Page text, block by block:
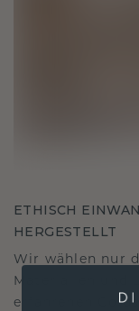
ETHISCH
HERGESTELLT
Wir wählen nur
Materialien und
erfahrenen